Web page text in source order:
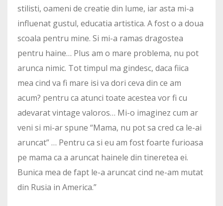
stilisti, oameni de creatie din lume, iar asta mi-a
influenat gustul, educatia artistica. A fost o a doua
scoala pentru mine. Si mi-a ramas dragostea
pentru haine… Plus am o mare problema, nu pot
arunca nimic. Tot timpul ma gindesc, daca fiica
mea cind va fi mare isi va dori ceva din ce am
acum? pentru ca atunci toate acestea vor fi cu
adevarat vintage valoros… Mi-o imaginez cum ar
veni si mi-ar spune “Mama, nu pot sa cred ca le-ai
aruncat” … Pentru ca si eu am fost foarte furioasa
pe mama ca a aruncat hainele din tineretea ei.
Bunica mea de fapt le-a aruncat cind ne-am mutat
din Rusia in America.”